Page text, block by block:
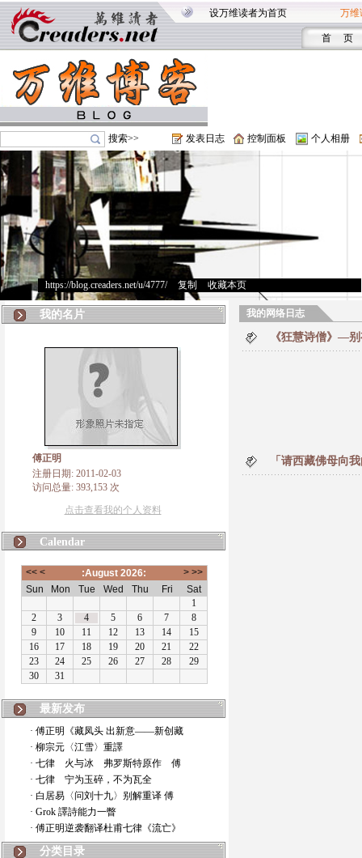
设万维读者为首页 万维
首 页
搜索>> 发表日志 控制面板 个人相册
https://blog.creaders.net/u/4777/> 复制 收藏本页
我的名片
傅正明
注册日期: 2011-02-03
访问总量: 393,153 次
点击查看我的个人资料
Calendar
最新发布
· 傅正明《藏凤头 出新意——新创藏
· 柳宗元〈江雪〉重譯
· 七律 火与冰 弗罗斯特原作 傅
· 七律 宁为玉碎，不为瓦全
· 白居易〈问刘十九〉别解重译 傅
· Grok 譯詩能力一瞥
· 傅正明逆袭翻译杜甫七律《流亡》
分类目录
我的网络日志
《狂慧诗僧》—
「请西藏佛母向